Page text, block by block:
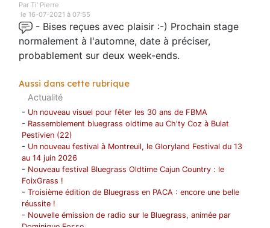
Par Ti' Pierre
le 16-07-2021 à 07:55
- Bises reçues avec plaisir :-) Prochain stage
normalement à l'automne, date à préciser,
probablement sur deux week-ends.
Aussi dans cette rubrique
Actualité
- Un nouveau visuel pour fêter les 30 ans de FBMA
- Rassemblement bluegrass oldtime au Ch'ty Coz à Bulat
Pestivien (22)
- Un nouveau festival à Montreuil, le Gloryland Festival du 13
au 14 juin 2026
- Nouveau festival Bluegrass Oldtime Cajun Country : le
FoixGrass !
-Troisième édition de Bluegrass en PACA : encore une belle
réussite !
- Nouvelle émission de radio sur le Bluegrass, animée par